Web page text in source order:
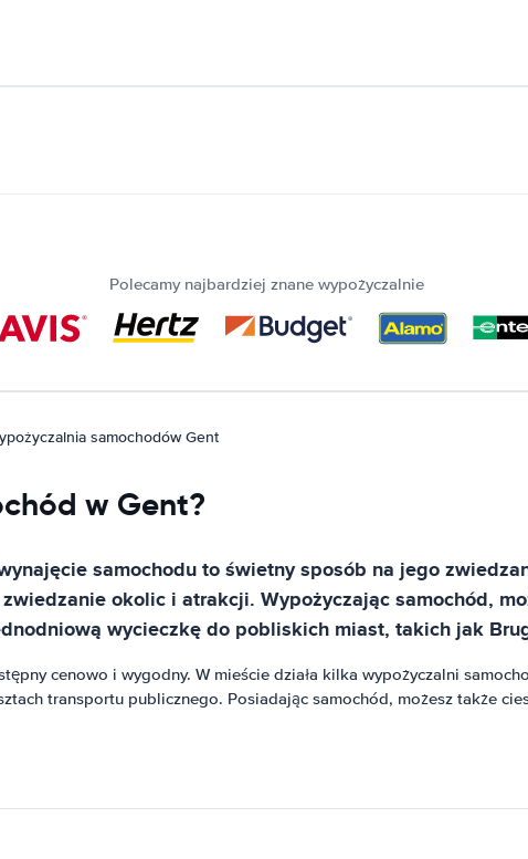
Polecamy najbardziej znane wypożyczalnie
samochodów Gent
w Gent?
samochodu to świetny sposób na jego
okolic i atrakcji. Wypożyczając samochód,
wycieczkę do pobliskich miast, takich jak
cenowo i wygodny. W mieście działa kilka wypożyczalni
transportu publicznego. Posiadając samochód, możesz także